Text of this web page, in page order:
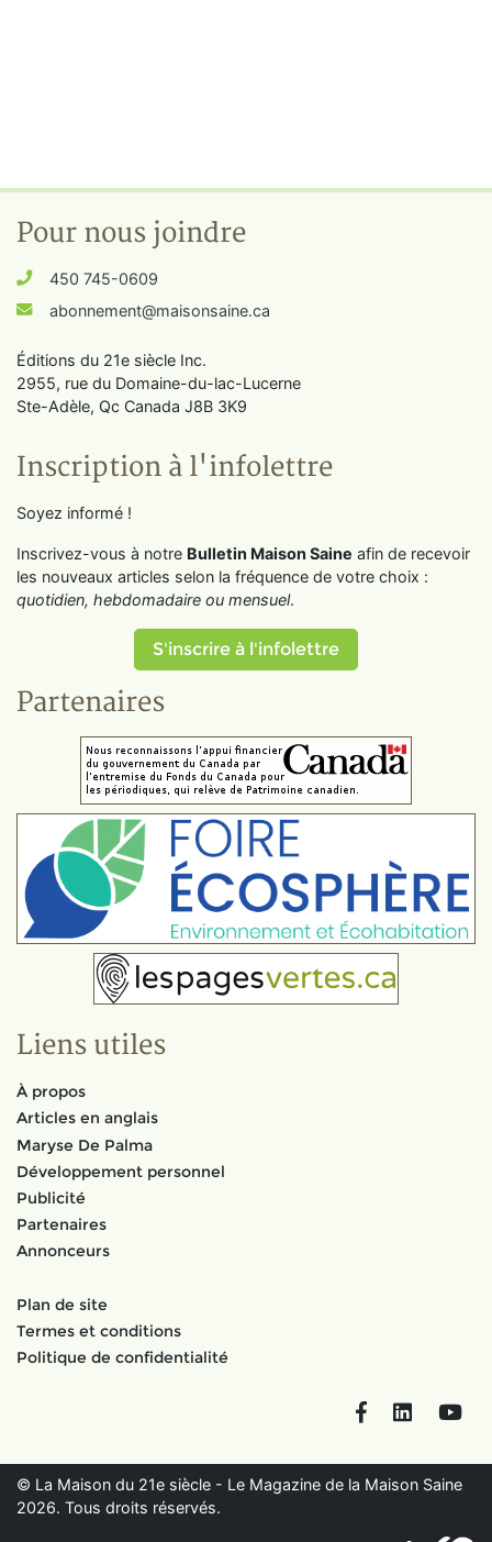
Pour nous joindre
450 745-0609
abonnement@maisonsaine.ca
Éditions du 21e siècle Inc.
2955, rue du Domaine-du-lac-Lucerne
Ste-Adèle, Qc Canada J8B 3K9
Inscription à l'infolettre
Soyez informé !
Inscrivez-vous à notre Bulletin Maison Saine afin de recevoir
les nouveaux articles selon la fréquence de votre choix :
quotidien, hebdomadaire ou mensuel.
S'inscrire à l'infolettre
Partenaires
Liens utiles
À propos
Articles en anglais
Maryse De Palma
Développement personnel
Publicité
Partenaires
Annonceurs
Plan de site
Termes et conditions
Politique de confidentialité
FacebookLinkedIn
© La Maison du 21e siècle - Le Magazine de la Maison Saine
2026. Tous droits réservés.